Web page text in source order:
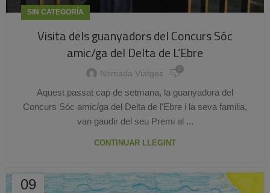
SIN CATEGORÍA
Visita dels guanyadors del Concurs Sóc
amic/ga del Delta de L’Ebre
Nòmada Viatges
Aquest passat cap de setmana, la guanyadora del
Concurs Sóc amic/ga del Delta de l'Ebre i la seva familia,
van gaudir del seu Premi al ...
CONTINUAR LLEGINT
09